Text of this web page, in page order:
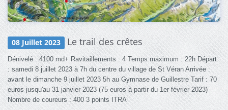
08 Juillet 2023 Le trail des crêtes
Dénivelé : 4100 md+ Ravitaillements : 4 Temps maximum : 22h Départ
: samedi 8 juillet 2023 à 7h du centre du village de St Véran Arrivée :
avant le dimanche 9 juillet 2023 5h au Gymnase de Guillestre Tarif : 70
euros jusqu'au 31 janvier 2023 (75 euros à partir du 1er février 2023)
Nombre de coureurs : 400 3 points ITRA